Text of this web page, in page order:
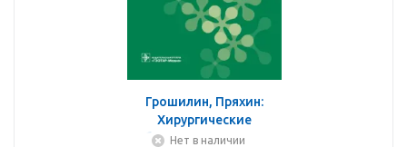
Грошилин, Пряхин:
Хирургические
заболевания, травмы и
Нет в наличии